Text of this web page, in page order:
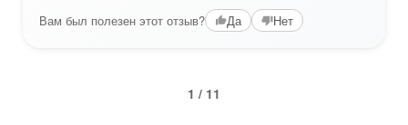
Вам был полезен этот отзыв? Да Нет
1 / 11